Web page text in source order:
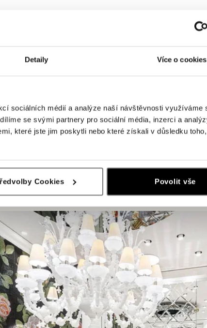
Detaily Více o cookies
sociálních médií a analýze naší návštěvnosti využíváme
se svými partnery pro sociální média, inzerci a
které jste jim poskytli nebo které získali v důsledku
Cookies Povolit vše